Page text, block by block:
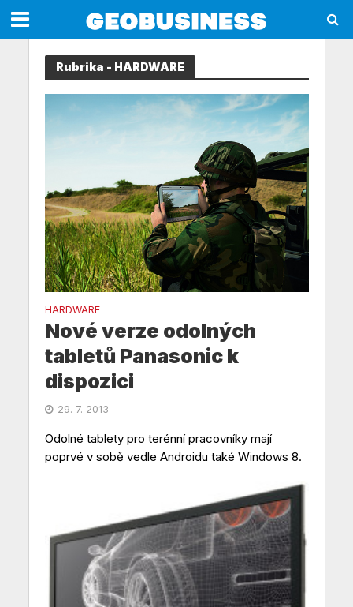
Rubrika - HARDWARE
HARDWARE
Nové verze odolných
tabletů Panasonic k
dispozici
29. 7. 2013
Odolné tablety pro terénní pracovníky mají
poprvé v sobě vedle Androidu také Windows 8.